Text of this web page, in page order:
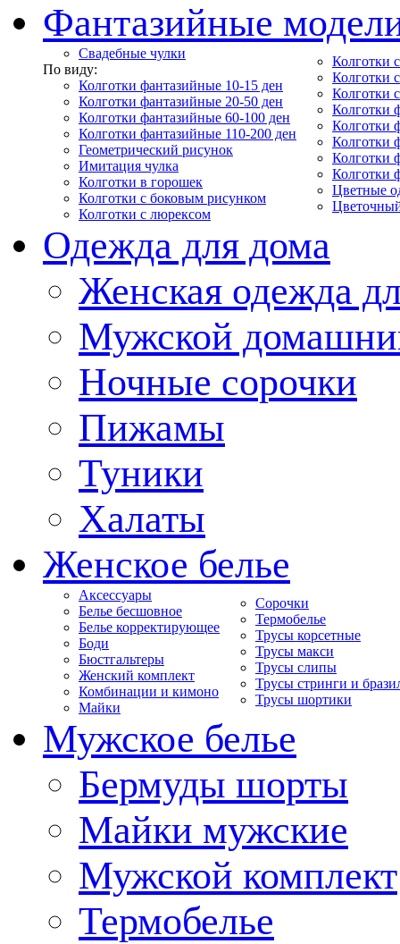
Фантазийные
Свадебные чулки
По виду:
Колготки фантазийные 10-15 ден
Колготки фантазийные 20-50 ден
Колготки фантазийные 60-100 ден
Колготки фантазийные 110-200 ден
Геометрический рисунок
Имитация чулка
Колготки в горошек
Колготки с боковым рисунком
Колготки с люрексом
Колготки
Колготки
Колготки
Колготки
Колготки
Колготки
Колготки
Колготки
Цветные
Одежда для дома
Женская одежда
Мужской
Ночные сорочки
Пижамы
Туники
Халаты
Женское белье
Аксессуары
Белье бесшовное
Белье корректирующее
Боди
Бюстгальтеры
Женский комплект
Комбинации и кимоно
Майки
Сорочки
Термобелье
Трусы корсетные
Трусы макси
Трусы слипы
Трусы стринги и
Трусы шортики
Мужское белье
Бермуды шорты
Майки мужские
Мужской комплект
Термобелье